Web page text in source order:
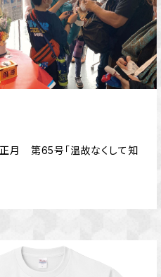
正月 第65号「温故なくして知